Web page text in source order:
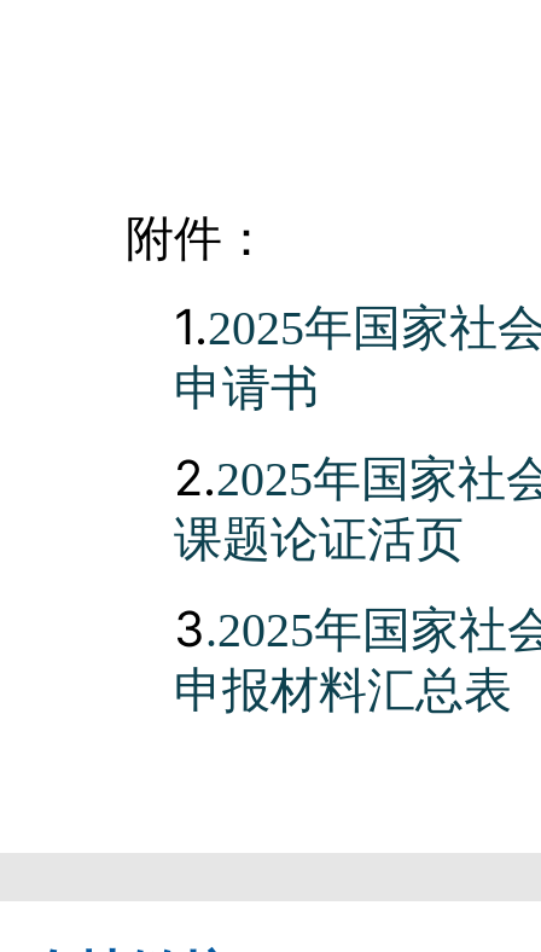
附件：
1.2025年国家社
申请书
2.2025年国家社
课题论证活页
3.2025年国家社
申报材料汇总表